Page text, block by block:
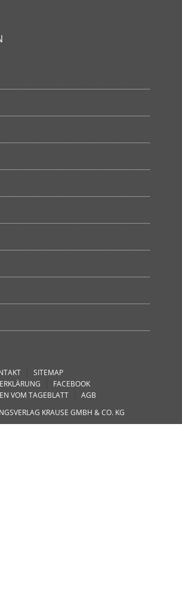
SITEMAP
FACEBOOK
VOM TAGEBLATT
AGB
KRAUSE GMBH & CO. KG